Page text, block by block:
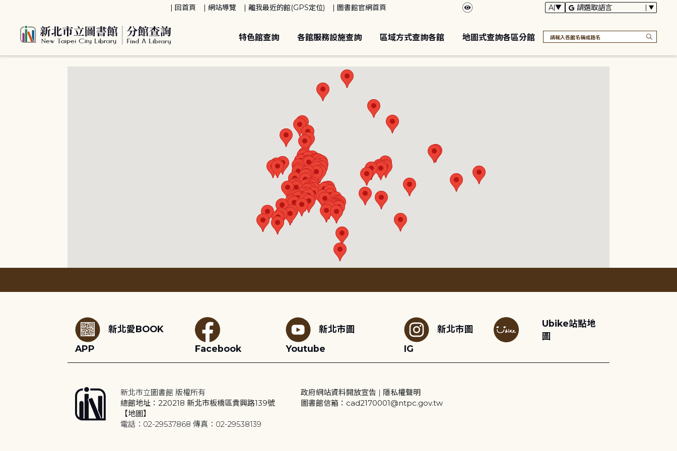
回首頁 網站導覽 離我最近的館(GPS定位) 圖書館官網首頁
特色館查詢 各館服務設施查詢 區域方式查詢各館 地圖式查詢各區分館
新北愛BOOK
APP
Facebook
新北市圖
Youtube
新北市圖
IG
Ubike站點地
圖
新北市立圖書館 版權所有
總館地址：220218 新北市板橋區貴興路139號
【地圖】
電話：02-29537868 傳真：02-29538139
政府網站資料開放宣告 | 隱私權聲明
圖書館信箱：cad2170001@ntpc.gov.tw